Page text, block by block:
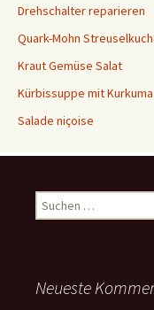
Drehschalter reparieren
Quark-Mohn
Kraut Gemüse Salat
Kürbissuppe mit
Salade niçoise
u
n
Neueste